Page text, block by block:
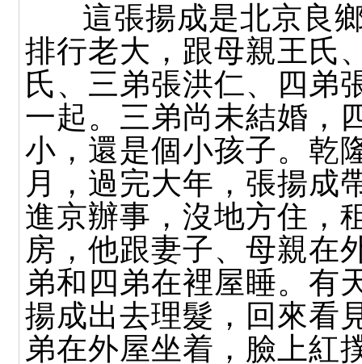
這張揚成是北京良
排行老大，跟母親王氏
氏、三弟張洪仁、四弟
一起。三弟尚未結婚，
小，還是個小孩子。乾
月，過完大年，張揚成
進京辦事，沒地方住，
房，他跟妻子、母親在
弟和四弟在裡屋睡。有
揚成出去理髮，回來看
弟在外屋坐着，臉上紅